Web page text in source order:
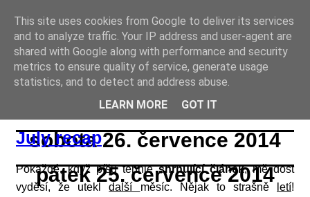
Online casino CZ
čtvrtek 31. července 2014
July recap
Pokaždé, když píšu tenhleshrnující článek, mě dost
vyděsí, že utekldalší měsíc. Nějak to strašně letí!
úterý 29. července 2014
sobota 26. července 2014
pátek 25. července 2014
This site uses cookies from Google to deliver its services
and to analyze traffic. Your IP address and user-agent are
shared with Google along with performance and security
metrics to ensure quality of service, generate usage
statistics, and to detect and address abuse.
LEARN MORE
GOT IT